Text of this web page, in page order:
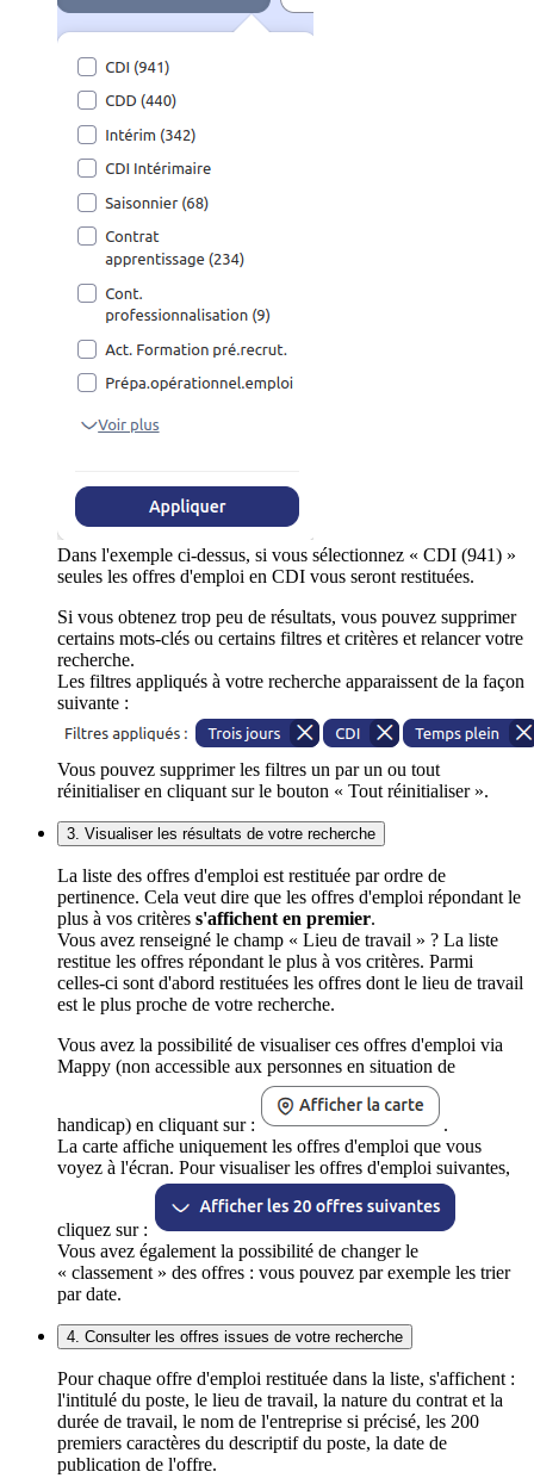
Dans l'exemple ci-dessus, si vous sélectionnez « CDI (941) »
seules les offres d'emploi en CDI vous seront restituées.
Si vous obtenez trop peu de résultats, vous pouvez supprimer
certains mots-clés ou certains filtres et critères et relancer votre
recherche.
Les filtres appliqués à votre recherche apparaissent de la façon
suivante :
Vous pouvez supprimer les filtres un par un ou tout
réinitialiser en cliquant sur le bouton « Tout réinitialiser ».
3. Visualiser les résultats de votre recherche
La liste des offres d'emploi est restituée par ordre de
pertinence. Cela veut dire que les offres d'emploi répondant le
plus à vos critères s'affichent en premier.
Vous avez renseigné le champ « Lieu de travail » ? La liste
restitue les offres répondant le plus à vos critères. Parmi
celles-ci sont d'abord restituées les offres dont le lieu de travail
est le plus proche de votre recherche.
Vous avez la possibilité de visualiser ces offres d'emploi via
Mappy (non accessible aux personnes en situation de
handicap) en cliquant sur :
.
La carte affiche uniquement les offres d'emploi que vous
voyez à l'écran. Pour visualiser les offres d'emploi suivantes,
cliquez sur :
Vous avez également la possibilité de changer le
« classement » des offres : vous pouvez par exemple les trier
par date.
4. Consulter les offres issues de votre recherche
Pour chaque offre d'emploi restituée dans la liste, s'affichent :
l'intitulé du poste, le lieu de travail, la nature du contrat et la
durée de travail, le nom de l'entreprise si précisé, les 200
premiers caractères du descriptif du poste, la date de
publication de l'offre.